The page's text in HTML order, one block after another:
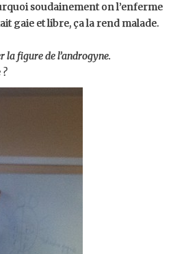
soudainement on l’enferme
gaie et libre, ça la rend malade.
la figure de l’androgyne.